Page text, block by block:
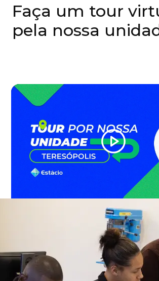
Faça um tour
pela nossa